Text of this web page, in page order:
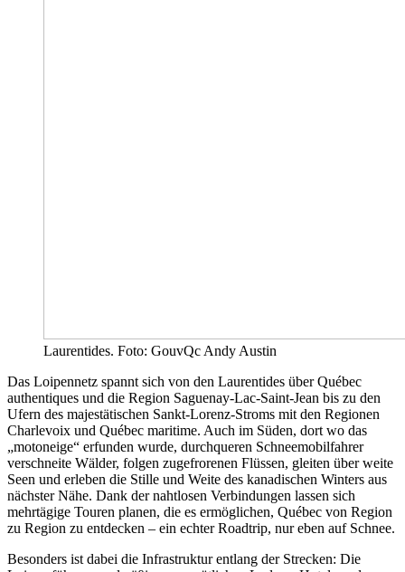
Laurentides. Foto: GouvQc Andy Austin
Das Loipennetz spannt sich von den Laurentides über Québec
authentiques und die Region Saguenay-Lac-Saint-Jean bis zu den
Ufern des majestätischen Sankt-Lorenz-Stroms mit den Regionen
Charlevoix und Québec maritime. Auch im Süden, dort wo das
„motoneige“ erfunden wurde, durchqueren Schneemobilfahrer
verschneite Wälder, folgen zugefrorenen Flüssen, gleiten über weite
Seen und erleben die Stille und Weite des kanadischen Winters aus
nächster Nähe. Dank der nahtlosen Verbindungen lassen sich
mehrtägige Touren planen, die es ermöglichen, Québec von Region
zu Region zu entdecken – ein echter Roadtrip, nur eben auf Schnee.
Besonders ist dabei die Infrastruktur entlang der Strecken: Die